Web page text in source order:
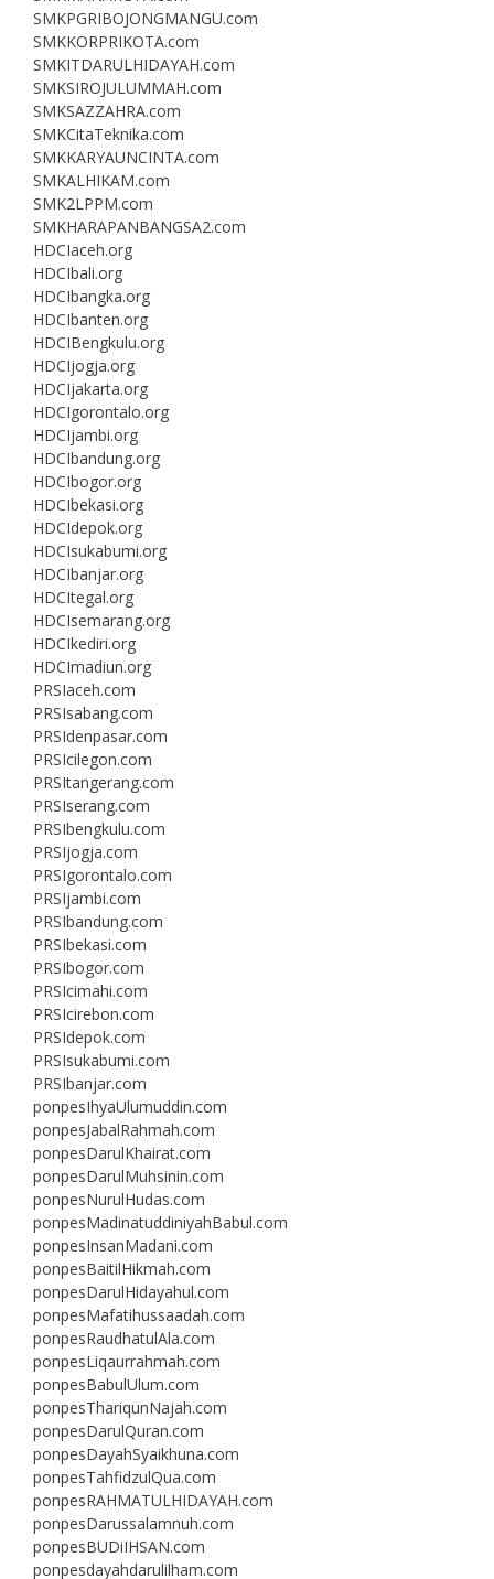
SMKPGRIBOJONGMANGU.com
SMKKORPRIKOTA.com
SMKITDARULHIDAYAH.com
SMKSIROJULUMMAH.com
SMKSAZZAHRA.com
SMKCitaTeknika.com
SMKKARYAUNCINTA.com
SMKALHIKAM.com
SMK2LPPM.com
SMKHARAPANBANGSA2.com
HDCIaceh.org
HDCIbali.org
HDCIbangka.org
HDCIbanten.org
HDCIBengkulu.org
HDCIjogja.org
HDCIjakarta.org
HDCIgorontalo.org
HDCIjambi.org
HDCIbandung.org
HDCIbogor.org
HDCIbekasi.org
HDCIdepok.org
HDCIsukabumi.org
HDCIbanjar.org
HDCItegal.org
HDCIsemarang.org
HDCIkediri.org
HDCImadiun.org
PRSIaceh.com
PRSIsabang.com
PRSIdenpasar.com
PRSIcilegon.com
PRSItangerang.com
PRSIserang.com
PRSIbengkulu.com
PRSIjogja.com
PRSIgorontalo.com
PRSIjambi.com
PRSIbandung.com
PRSIbekasi.com
PRSIbogor.com
PRSIcimahi.com
PRSIcirebon.com
PRSIdepok.com
PRSIsukabumi.com
PRSIbanjar.com
ponpesIhyaUlumuddin.com
ponpesJabalRahmah.com
ponpesDarulKhairat.com
ponpesDarulMuhsinin.com
ponpesNurulHudas.com
ponpesMadinatuddiniyahBabul.com
ponpesInsanMadani.com
ponpesBaitilHikmah.com
ponpesDarulHidayahul.com
ponpesMafatihussaadah.com
ponpesRaudhatulAla.com
ponpesLiqaurrahmah.com
ponpesBabulUlum.com
ponpesThariqunNajah.com
ponpesDarulQuran.com
ponpesDayahSyaikhuna.com
ponpesTahfidzulQua.com
ponpesRAHMATULHIDAYAH.com
ponpesDarussalamnuh.com
ponpesBUDiIHSAN.com
ponpesdayahdarulilham.com